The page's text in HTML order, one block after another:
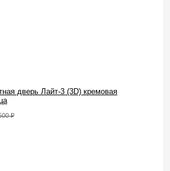
дверь Лайт-3 (3D) кремовая
₽